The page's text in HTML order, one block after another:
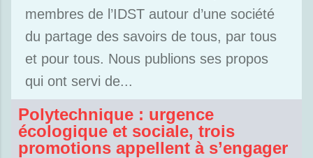
membres de l’IDST autour d’une société
du partage des savoirs de tous, par tous
et pour tous. Nous publions ses propos
qui ont servi de...
Polytechnique : urgence
écologique et sociale, trois
promotions appellent à s’engager